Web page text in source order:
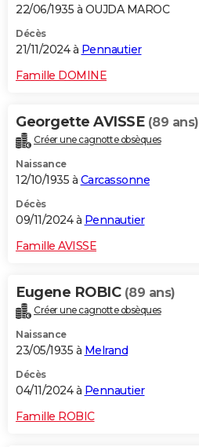
22/06/1935 à OUJDA MAROC
Décès
21/11/2024 à Pennautier
Famille DOMINE
Georgette AVISSE (89 ans)
Créer une cagnotte obsèques
Naissance
12/10/1935 à Carcassonne
Décès
09/11/2024 à Pennautier
Famille AVISSE
Eugene ROBIC (89 ans)
Créer une cagnotte obsèques
Naissance
23/05/1935 à Melrand
Décès
04/11/2024 à Pennautier
Famille ROBIC